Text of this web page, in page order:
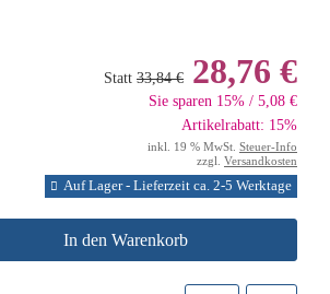
Statt 33,84 € 28,76 €
Sie sparen 15% / 5,08 €
Artikelrabatt: 15%
inkl. 19 % MwSt. Steuer-Info
zzgl. Versandkosten
Auf Lager - Lieferzeit ca. 2-5 Werktage
In den Warenkorb